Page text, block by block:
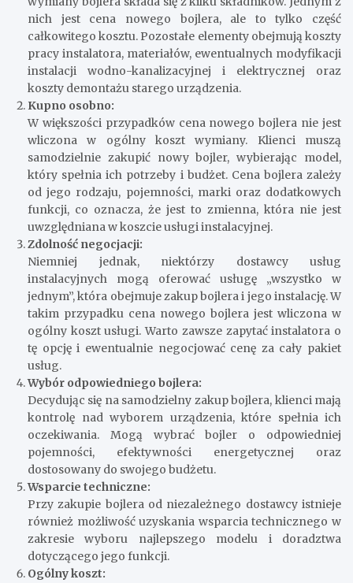
nich jest cena nowego bojlera, ale to tylko część
całkowitego kosztu. Pozostałe elementy obejmują koszty
pracy instalatora, materiałów, ewentualnych modyfikacji
instalacji wodno-kanalizacyjnej i elektrycznej oraz
koszty demontażu starego urządzenia.
Kupno osobno:
W większości przypadków cena nowego bojlera nie jest
wliczona w ogólny koszt wymiany. Klienci muszą
samodzielnie zakupić nowy bojler, wybierając model,
który spełnia ich potrzeby i budżet. Cena bojlera zależy
od jego rodzaju, pojemności, marki oraz dodatkowych
funkcji, co oznacza, że ​​jest to zmienna, która nie jest
uwzględniana w koszcie usługi instalacyjnej.
Zdolność negocjacji:
Niemniej jednak, niektórzy dostawcy usług
instalacyjnych mogą oferować usługę „wszystko w
jednym”, która obejmuje zakup bojlera i jego instalację. W
takim przypadku cena nowego bojlera jest wliczona w
ogólny koszt usługi. Warto zawsze zapytać instalatora o
tę opcję i ewentualnie negocjować cenę za cały pakiet
usług.
Wybór odpowiedniego bojlera:
Decydując się na samodzielny zakup bojlera, klienci mają
kontrolę nad wyborem urządzenia, które spełnia ich
oczekiwania. Mogą wybrać bojler o odpowiedniej
pojemności, efektywności energetycznej oraz
dostosowany do swojego budżetu.
Wsparcie techniczne:
Przy zakupie bojlera od niezależnego dostawcy istnieje
również możliwość uzyskania wsparcia technicznego w
zakresie wyboru najlepszego modelu i doradztwa
dotyczącego jego funkcji.
Ogólny koszt: